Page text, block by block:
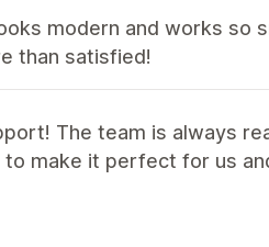
modern and works so
than satisfied!
The team is always
to make it perfect for us